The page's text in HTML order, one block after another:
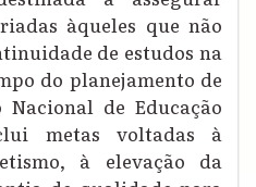
àqueles que não
de estudos na
do planejamento de
de Educação
metas voltadas à
à elevação da